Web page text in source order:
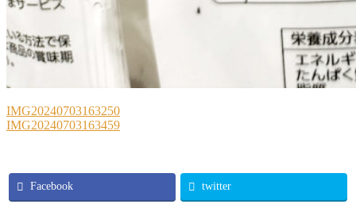
IMG20240703163250
IMG20240703163459
Facebook twitter